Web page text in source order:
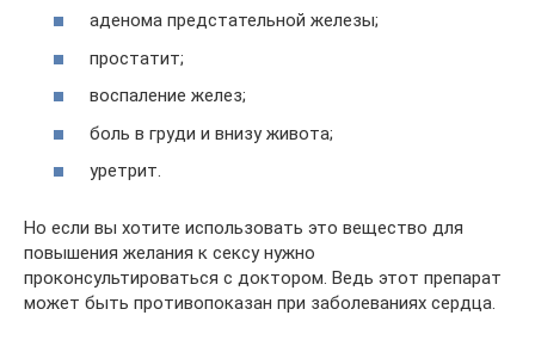
аденома предстательной железы;
простатит;
воспаление желез;
боль в груди и внизу живота;
уретрит.
Но если вы хотите использовать это вещество для
повышения желания к сексу нужно
проконсультироваться с доктором. Ведь этот препарат
может быть противопоказан при заболеваниях сердца.